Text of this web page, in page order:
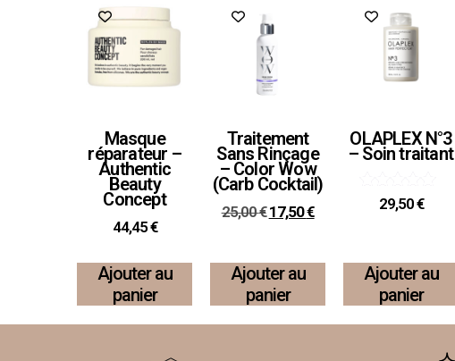
Masque
réparateur –
Authentic
Beauty
Concept
44,45€
Ajouter au
panier
Traitement
Sans Rinçage
– Color Wow
(Carb Cocktail)
25,00€ 17,50€
Ajouter au
panier
OLAPLEX N°3
– Soin traitant
Note
5.00
29,50€
Ajouter au
panier